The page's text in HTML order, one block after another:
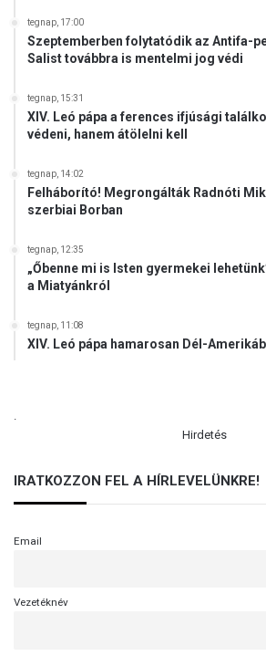
tegnap, 17:00
Szeptemberben folytatódik az Antifa-
Salist továbbra is mentelmi jog védi
tegnap, 15:31
XIV. Leó pápa a ferences ifjúsági
védeni, hanem átölelni kell
tegnap, 14:02
Felháborító! Megrongálták Radnóti
szerbiai Borban
tegnap, 12:35
„Őbenne mi is Isten gyermekei
a Miatyánkról
tegnap, 11:08
XIV. Leó pápa hamarosan Dél-
Hirdetés
IRATKOZZON FEL A HÍRLEVELÜNKRE!
Email
Vezetéknév